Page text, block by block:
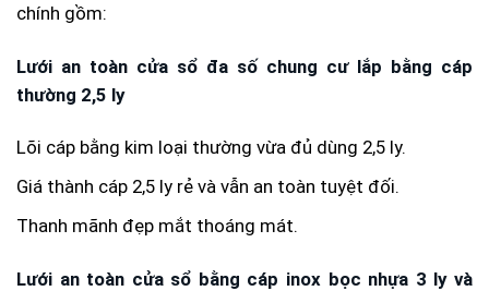
chính gồm:
Lưới an toàn cửa sổ đa số chung cư lắp bằng cáp
thường 2,5 ly
Lõi cáp bằng kim loại thường vừa đủ dùng 2,5 ly.
Giá thành cáp 2,5 ly rẻ và vẫn an toàn tuyệt đối.
Thanh mãnh đẹp mắt thoáng mát.
Lưới an toàn cửa sổ bằng cáp inox bọc nhựa 3 ly và